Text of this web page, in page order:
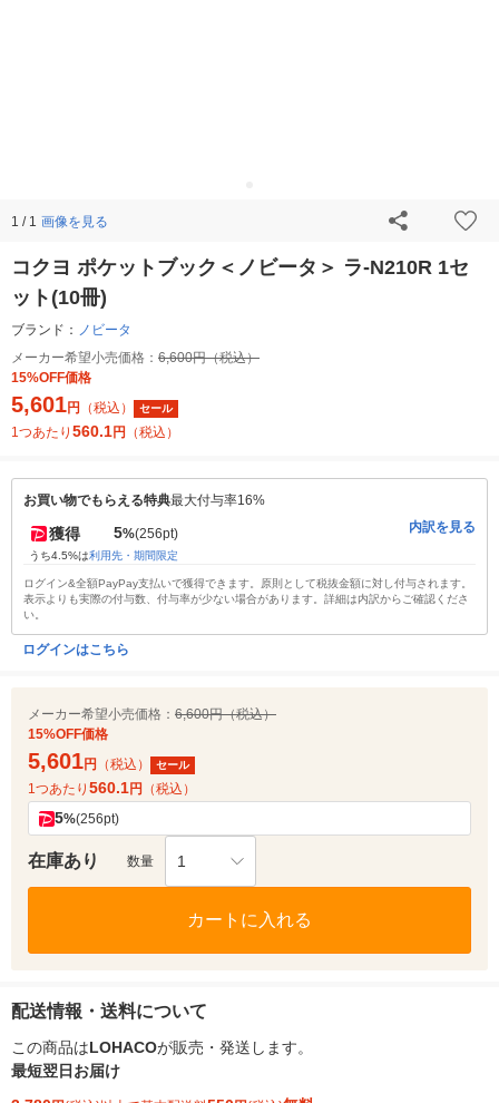
1 / 1 画像を見る
コクヨ ポケットブック＜ノビータ＞ ラ-N210R 1セ
ット(10冊)
ブランド： ノビータ
メーカー希望小売価格： 6,600円（税込）
15%OFF価格
5,601円 （税込） セール
1つあたり 560.1円 （税込）
お買い物でもらえる特典最大付与率16%
獲得 5%(256pt)
うち4.5%は利用先・期間限定
内訳を見る
ログイン&全額PayPay支払いで獲得できます。原則として税抜金額に対し付与されます。
表示よりも実際の付与数、付与率が少ない場合があります。詳細は内訳からご確認くださ
い。
ログインはこちら
メーカー希望小売価格： 6,600円（税込）
15%OFF価格
5,601円 （税込） セール
1つあたり 560.1円 （税込）
5%(256pt)
在庫あり 数量 1
カートに入れる
配送情報・送料について
この商品はLOHACOが販売・発送します。
最短翌日お届け